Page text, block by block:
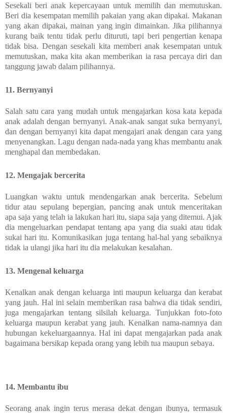
Sesekali beri anak kepercayaan untuk memilih dan memutuskan.
Beri dia kesempatan memilih pakaian yang akan dipakai. Makanan
yang akan dipakai, mainan yang ingin dimainkan. Jika pilihannya
kurang baik tentu tidak perlu dituruti, tapi beri pengertian kenapa
tidak bisa. Dengan sesekali kita memberi anak kesempatan untuk
memutuskan, maka kita akan memberikan ia rasa percaya diri dan
tanggung jawab dalam pilihannya.
11. Bernyanyi
Salah satu cara yang mudah untuk mengajarkan kosa kata kepada
anak adalah dengan bernyanyi. Anak-anak sangat suka bernyanyi,
dan dengan bernyanyi kita dapat mengajari anak dengan cara yang
menyenangkan. Lagu dengan nada-nada yang khas membantu anak
menghapal dan membedakan.
12. Mengajak bercerita
Luangkan waktu untuk mendengarkan anak bercerita. Sebelum
tidur atau sepulang bepergian, pancing anak untuk menceritakan
apa saja yang telah ia lakukan hari itu, siapa saja yang ditemui. Ajak
dia mengeluarkan pendapat tentang apa yang dia suaki atau tidak
sukai hari itu. Komunikasikan juga tentang hal-hal yang sebaiknya
tidak ia ulangi jika hari itu dia melakukan kesalahan.
13. Mengenal keluarga
Kenalkan anak dengan keluarga inti maupun keluarga dan kerabat
yang jauh. Hal ini selain memberikan rasa bahwa dia tidak sendiri,
juga mengajarkan tentang silsilah keluarga. Tunjukkan foto-foto
keluarga maupun kerabat yang jauh. Kenalkan nama-namnya dan
hubungan kekeluargaannya. Hal ini dapat mengajarkan pada anak
bagaimana bersikap kepada orang yang lebih tua maupun sebaya.
14. Membantu ibu
Seorang anak ingin terus merasa dekat dengan ibunya, termasuk